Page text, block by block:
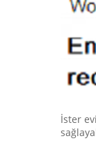
İster